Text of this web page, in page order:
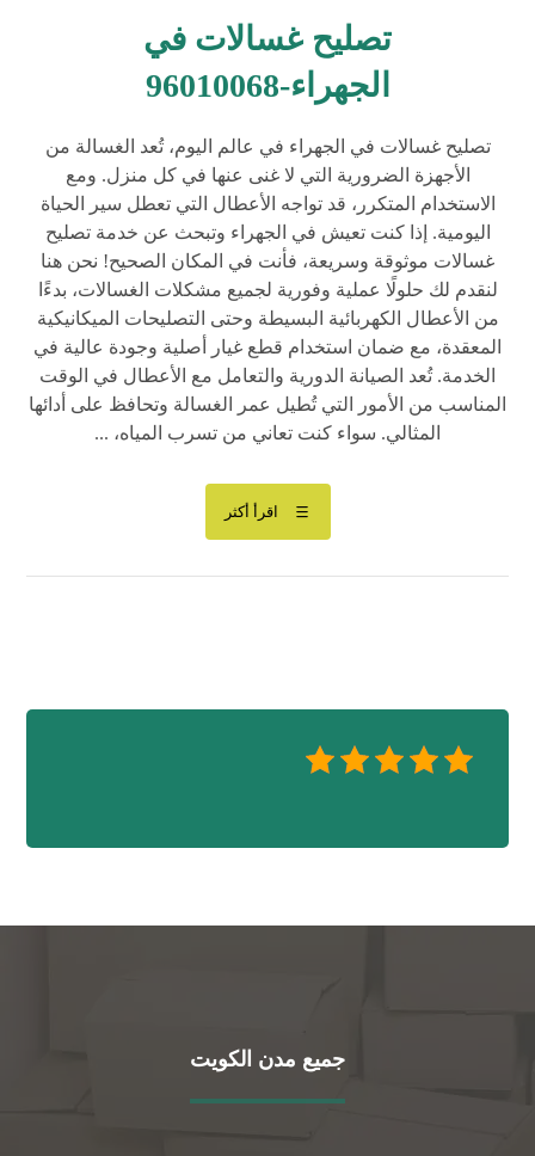
تصليح غسالات في
الجهراء-96010068
تصليح غسالات في الجهراء في عالم اليوم، تُعد الغسالة من
الأجهزة الضرورية التي لا غنى عنها في كل منزل. ومع
الاستخدام المتكرر، قد تواجه الأعطال التي تعطل سير الحياة
اليومية. إذا كنت تعيش في الجهراء وتبحث عن خدمة تصليح
غسالات موثوقة وسريعة، فأنت في المكان الصحيح! نحن هنا
لنقدم لك حلولًا عملية وفورية لجميع مشكلات الغسالات، بدءًا
من الأعطال الكهربائية البسيطة وحتى التصليحات الميكانيكية
المعقدة، مع ضمان استخدام قطع غيار أصلية وجودة عالية في
الخدمة. تُعد الصيانة الدورية والتعامل مع الأعطال في الوقت
المناسب من الأمور التي تُطيل عمر الغسالة وتحافظ على أدائها
المثالي. سواء كنت تعاني من تسرب المياه، ...
اقرأ أكثر
جميع مدن الكويت